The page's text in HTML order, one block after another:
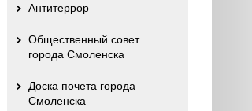
Антитеррор
Общественный совет
города Смоленска
Доска почета города
Смоленска